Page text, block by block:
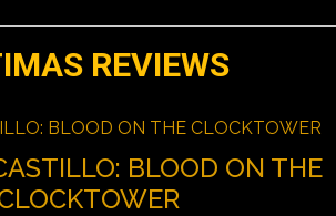
REVIEWS
BLOOD ON THE